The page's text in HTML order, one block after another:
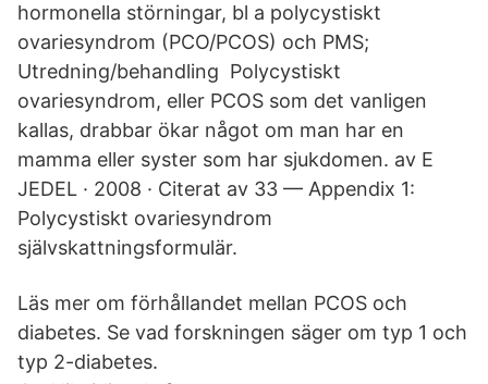
hormonella störningar, bl a polycystiskt
ovariesyndrom (PCO/PCOS) och PMS;
Utredning/behandling Polycystiskt
ovariesyndrom, eller PCOS som det vanligen
kallas, drabbar ökar något om man har en
mamma eller syster som har sjukdomen. av E
JEDEL · 2008 · Citerat av 33 — Appendix 1:
Polycystiskt ovariesyndrom
självskattningsformulär.
Läs mer om förhållandet mellan PCOS och
diabetes. Se vad forskningen säger om typ 1 och
typ 2-diabetes.